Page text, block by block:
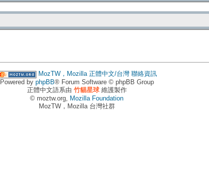
MozTW，Mozilla 正體中文/台灣 聯絡資訊
Powered by phpBB® Forum Software © phpBB Group
正體中文語系由 竹貓星球維護製作
© moztw.org, Mozilla Foundation
MozTW，Mozilla 台灣社群